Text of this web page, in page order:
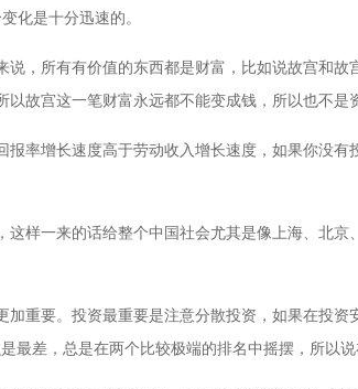
化是十分迅速的。
，所有有价值的东西都是财富，比如说故宫和
故宫这一笔财富永远都不能变成钱，所以也不是
率增长速度高于劳动收入增长速度，如果你没
样一来的话给整个中国社会尤其是像上海、北
重要。投资最重要是注意分散投资，如果在投
最差，总是在两个比较极端的排名中摇摆，所以